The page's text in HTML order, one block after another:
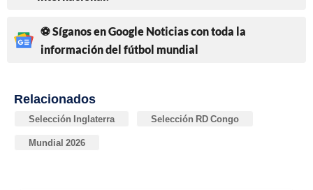
⚽ Síganos en Google Noticias con toda la
información del fútbol mundial
Relacionados
Selección Inglaterra Selección RD Congo
Mundial 2026